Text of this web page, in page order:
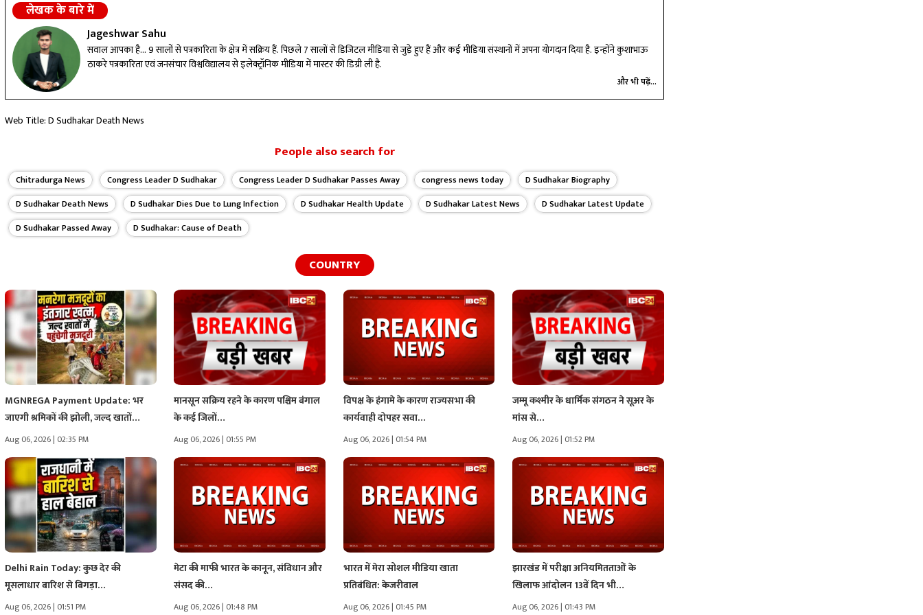
लेखक के बारे में
Jageshwar Sahu
सवाल आपका है... 9 सालों से पत्रकारिता के क्षेत्र में सक्रिय हैं. पिछले 7 सालों से डिजिटल मीडिया से जुड़े हुए हैं और कई मीडिया संस्थानों में अपना योगदान दिया है. इन्होंने कुशाभाऊ
ठाकरे पत्रकारिता एवं जनसंचार विश्वविद्यालय से इलेक्ट्रॉनिक मीडिया में मास्टर की डिग्री ली है.
और भी पढ़ें...
Web Title: D Sudhakar Death News
People also search for
Chitradurga News Congress Leader D Sudhakar Congress Leader D Sudhakar Passes Away congress news today
D Sudhakar Biography
D Sudhakar Death News
D Sudhakar Dies Due to Lung Infection D Sudhakar Health Update D Sudhakar Latest News
D Sudhakar Latest Update
D Sudhakar Passed Away
D Sudhakar: Cause of Death
COUNTRY
MGNREGA Payment Update: भर
जाएगी श्रमिकों की झोली, जल्द खातों…
Aug 06, 2026 | 02:35 PM
मानसून सक्रिय रहने के कारण पश्चिम बंगाल
के कई जिलों…
Aug 06, 2026 | 01:55 PM
विपक्ष के हंगामे के कारण राज्यसभा की
कार्यवाही दोपहर सवा…
Aug 06, 2026 | 01:54 PM
जम्मू कश्मीर के धार्मिक संगठन ने सूअर के
मांस से…
Aug 06, 2026 | 01:52 PM
Delhi Rain Today: कुछ देर की
मूसलाधार बारिश से बिगड़ा…
Aug 06, 2026 | 01:51 PM
मेटा की माफी भारत के कानून, संविधान और
संसद की…
Aug 06, 2026 | 01:48 PM
भारत में मेरा सोशल मीडिया खाता
प्रतिबंधित: केजरीवाल
Aug 06, 2026 | 01:45 PM
झारखंड में परीक्षा अनियमितताओं के
खिलाफ आंदोलन 13वें दिन भी…
Aug 06, 2026 | 01:43 PM